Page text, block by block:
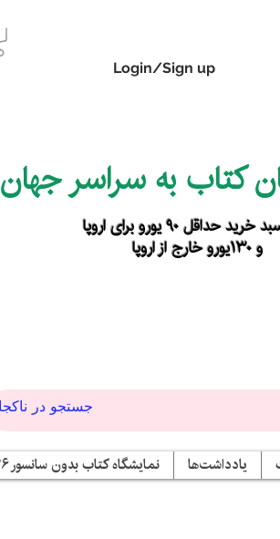
Login/Sign up
کتاب به سراسر جهان
حداقل ۹۰ یورو برای اروپا
و ۱۳۰یورو خارج از اروپا
یادداشت‌ها نمایشگاه کتاب بدون سانسور ۲۰۲۶